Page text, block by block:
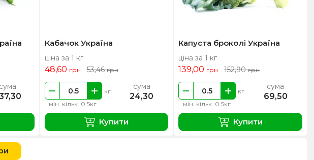
сума
Кабачок Україна
ціна за 1 кг
48,60 грн 53,46грн
мін. кільк. 0.5кг
кг сума
24,30
Купити
Капуста броколі Україна
ціна за 1 кг
139,00 грн 152,90грн
мін. кільк. 0.5кг
кг сума
69,50
Купити